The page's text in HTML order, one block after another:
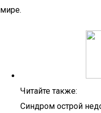
мире.
Читайте также:
Синдром острой